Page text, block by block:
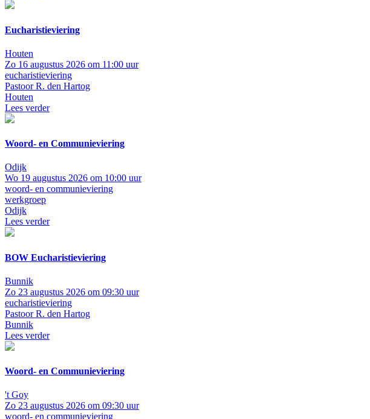
Eucharistieviering
Houten
Zo 16 augustus 2026 om 11:00 uur
eucharistieviering
Pastoor R. den Hartog
Houten
Lees verder
Woord- en Communieviering
Odijk
Wo 19 augustus 2026 om 10:00 uur
woord- en communieviering
werkgroep
Odijk
Lees verder
BOW Eucharistieviering
Bunnik
Zo 23 augustus 2026 om 09:30 uur
eucharistieviering
Pastoor R. den Hartog
Bunnik
Lees verder
Woord- en Communieviering
't Goy
Zo 23 augustus 2026 om 09:30 uur
woord- en communieviering